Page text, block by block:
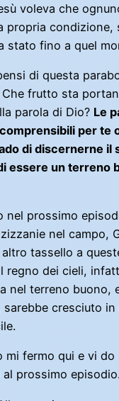
voleva che
propria condizione,
stato fino a quel
di questa
frutto sta
parola di Dio? Le
per te
di discernerne il
essere un terreno
nel prossimo
nel campo,
tassello a
regno dei cieli,
nel terreno buono,
cresciuto in
mi fermo qui e vi do
prossimo